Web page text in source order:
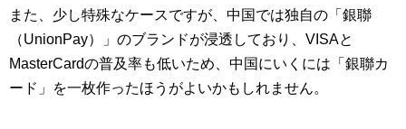
また、少し特殊なケースですが、中国では独自の「銀聯
（UnionPay）」のブランドが浸透しており、VISAと
MasterCardの普及率も低いため、中国にいくには「銀聯カ
ード」を一枚作ったほうがよいかもしれません。